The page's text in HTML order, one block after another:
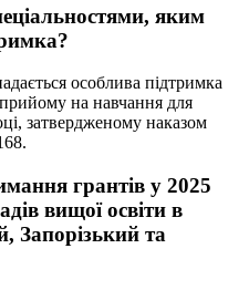
яким
особлива підтримка
на навчання для
затвердженому наказом
грантів у 2025
вищої освіти в
Запорізький та